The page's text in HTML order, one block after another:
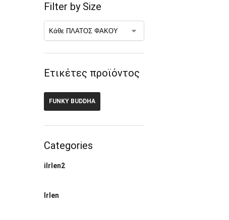
Filter by Size
Ετικέτες προϊόντος
FUNKY BUDDHA
Categories
ilrlen2
Irlen